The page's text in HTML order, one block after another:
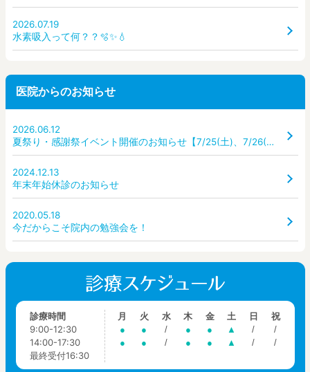
2026.07.19
水素吸入って何？？🫧✨💧
医院からのお知らせ
2026.06.12
夏祭り・感謝祭イベント開催のお知らせ【7/25(土)、7/26(日)】
2024.12.13
年末年始休診のお知らせ
2020.05.18
今だからこそ院内の勉強会を！
診療時間
9:00-12:30
14:00-17:30
最終受付16:30
月
●
●
火
●
●
水
/
/
木
●
●
金
●
●
土
▲
▲
日
/
/
祝
/
/